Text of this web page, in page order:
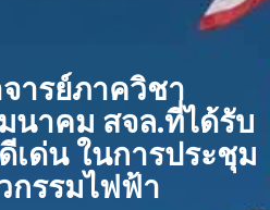
ารย์ภาควิชา
นาคม สจล.ที่ได้รับ
เด่น ในการประชุม
กรรมไฟฟ้า